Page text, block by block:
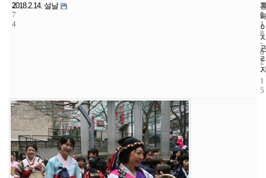
2
7
4
2018.2.14. 설날
5
1
2
0
1
8
-
0
2
-
1
5